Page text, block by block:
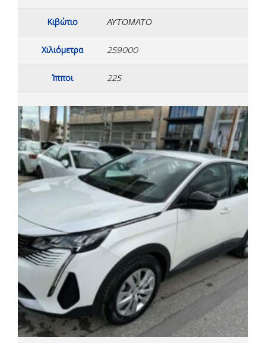
Κιβώτιο ΑΥΤΌΜΑΤΟ
Χιλιόμετρα 259000
Ίπποι 225